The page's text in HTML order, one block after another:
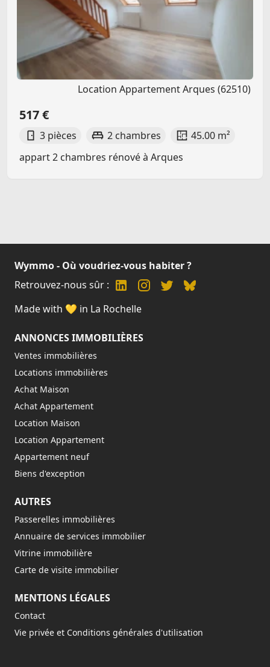
Location Appartement Arques (62510)
517 €
3 pièces 2 chambres
45.00 m²
appart 2 chambres rénové à Arques
Wymmo - Où voudriez-vous habiter ?
Retrouvez-nous sûr :
Made with 💛 in La Rochelle
ANNONCES IMMOBILIÈRES
Ventes immobilières
Locations immobilières
Achat Maison
Achat Appartement
Location Maison
Location Appartement
Appartement neuf
Biens d'exception
AUTRES
Passerelles immobilières
Annuaire de services immobilier
Vitrine immobilière
Carte de visite immobilier
MENTIONS LÉGALES
Contact
Vie privée et Conditions générales d'utilisation